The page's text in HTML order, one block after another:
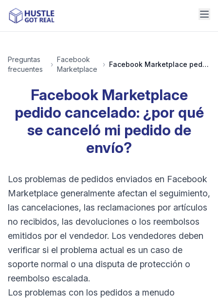
Preguntas
frecuentes
›
Facebook
Marketplace
› Facebook Marketplace pedido cancelado: ¿por qué se canceló mi pedido de envío?
Facebook Marketplace
pedido cancelado: ¿por qué
se canceló mi pedido de
envío?
Los problemas de pedidos enviados en Facebook
Marketplace generalmente afectan el seguimiento,
las cancelaciones, las reclamaciones por artículos
no recibidos, las devoluciones o los reembolsos
emitidos por el vendedor. Los vendedores deben
verificar si el problema actual es un caso de
soporte normal o una disputa de protección o
reembolso escalada.
Los problemas con los pedidos a menudo